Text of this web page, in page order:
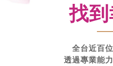
找
全台近百
透過專業能